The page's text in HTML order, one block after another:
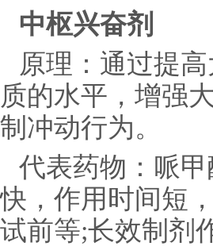
中枢兴奋剂
原理：通过提
质的水平，增强
制冲动行为。
代表药物：哌
快，作用时间短
试前等;长效制剂